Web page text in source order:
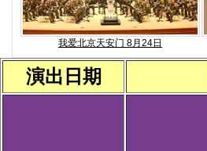
我爱北京天安门 8月24日
演出日期